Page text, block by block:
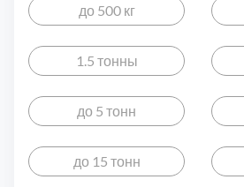
до 500 кг
1.5 тонны
до 5 тонн
до 15 тонн
Долгопрудный
Домодедовский
Дубна
Егорьевский